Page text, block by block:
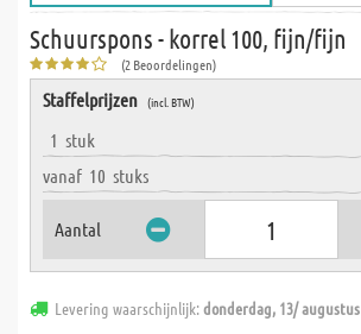
Schuurspons - korrel 100, fijn/fijn
(2 Beoordelingen)
Staffelprijzen (incl. BTW)
1 stuk
vanaf 10 stuks
Aantal
Levering waarschijnlijk:donderdag, 13/ augustus